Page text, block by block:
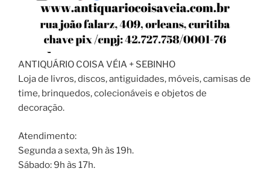
ANTIQUÁRIO COISA VÉIA + SEBINHO
Loja de livros, discos, antiguidades, móveis, camisas de
time, brinquedos, colecionáveis e objetos de
decoração.
Atendimento:
Segunda a sexta, 9h às 19h.
Sábado: 9h às 17h.